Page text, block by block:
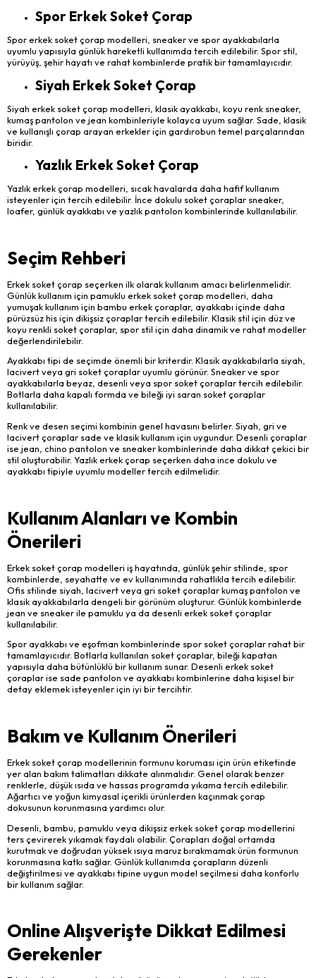
Spor Erkek Soket Çorap
Spor erkek soket çorap modelleri, sneaker ve spor ayakkabılarla
uyumlu yapısıyla günlük hareketli kullanımda tercih edilebilir. Spor stil,
yürüyüş, şehir hayatı ve rahat kombinlerde pratik bir tamamlayıcıdır.
Siyah Erkek Soket Çorap
Siyah erkek soket çorap modelleri, klasik ayakkabı, koyu renk sneaker,
kumaş pantolon ve jean kombinleriyle kolayca uyum sağlar. Sade, klasik
ve kullanışlı çorap arayan erkekler için gardırobun temel parçalarından
biridir.
Yazlık Erkek Soket Çorap
Yazlık erkek çorap modelleri, sıcak havalarda daha hafif kullanım
isteyenler için tercih edilebilir. İnce dokulu soket çoraplar sneaker,
loafer, günlük ayakkabı ve yazlık pantolon kombinlerinde kullanılabilir.
Seçim Rehberi
Erkek soket çorap seçerken ilk olarak kullanım amacı belirlenmelidir.
Günlük kullanım için pamuklu erkek soket çorap modelleri, daha
yumuşak kullanım için bambu erkek çoraplar, ayakkabı içinde daha
pürüzsüz his için dikişsiz çoraplar tercih edilebilir. Klasik stil için düz ve
koyu renkli soket çoraplar, spor stil için daha dinamik ve rahat modeller
değerlendirilebilir.
Ayakkabı tipi de seçimde önemli bir kriterdir. Klasik ayakkabılarla siyah,
lacivert veya gri soket çoraplar uyumlu görünür. Sneaker ve spor
ayakkabılarla beyaz, desenli veya spor soket çoraplar tercih edilebilir.
Botlarla daha kapalı formda ve bileği iyi saran soket çoraplar
kullanılabilir.
Renk ve desen seçimi kombinin genel havasını belirler. Siyah, gri ve
lacivert çoraplar sade ve klasik kullanım için uygundur. Desenli çoraplar
ise jean, chino pantolon ve sneaker kombinlerinde daha dikkat çekici bir
stil oluşturabilir. Yazlık erkek çorap seçerken daha ince dokulu ve
ayakkabı tipiyle uyumlu modeller tercih edilmelidir.
Kullanım Alanları ve Kombin
Önerileri
Erkek soket çorap modelleri iş hayatında, günlük şehir stilinde, spor
kombinlerde, seyahatte ve ev kullanımında rahatlıkla tercih edilebilir.
Ofis stilinde siyah, lacivert veya gri soket çoraplar kumaş pantolon ve
klasik ayakkabılarla dengeli bir görünüm oluşturur. Günlük kombinlerde
jean ve sneaker ile pamuklu ya da desenli erkek soket çoraplar
kullanılabilir.
Spor ayakkabı ve eşofman kombinlerinde spor soket çoraplar rahat bir
tamamlayıcıdır. Botlarla kullanılan soket çoraplar, bileği kapatan
yapısıyla daha bütünlüklü bir kullanım sunar. Desenli erkek soket
çoraplar ise sade pantolon ve ayakkabı kombinlerine daha kişisel bir
detay eklemek isteyenler için iyi bir tercihtir.
Bakım ve Kullanım Önerileri
Erkek soket çorap modellerinin formunu koruması için ürün etiketinde
yer alan bakım talimatları dikkate alınmalıdır. Genel olarak benzer
renklerle, düşük ısıda ve hassas programda yıkama tercih edilebilir.
Ağartıcı ve yoğun kimyasal içerikli ürünlerden kaçınmak çorap
dokusunun korunmasına yardımcı olur.
Desenli, bambu, pamuklu veya dikişsiz erkek soket çorap modellerini
ters çevirerek yıkamak faydalı olabilir. Çorapları doğal ortamda
kurutmak ve doğrudan yüksek ısıya maruz bırakmamak ürün formunun
korunmasına katkı sağlar. Günlük kullanımda çorapların düzenli
değiştirilmesi ve ayakkabı tipine uygun model seçilmesi daha konforlu
bir kullanım sağlar.
Online Alışverişte Dikkat Edilmesi
Gerekenler